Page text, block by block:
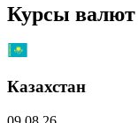
Курсы валют
Казахстан